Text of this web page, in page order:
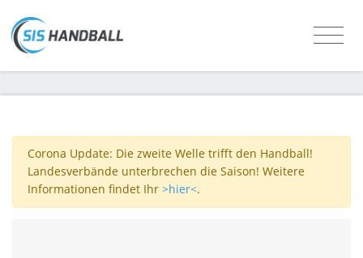
Corona Update: Die zweite Welle trifft den Handball!
Landesverbände unterbrechen die Saison! Weitere
Informationen findet Ihr >hier<.